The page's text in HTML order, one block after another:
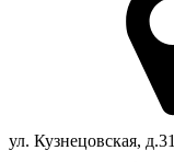
ул. Кузнецовская, д.31